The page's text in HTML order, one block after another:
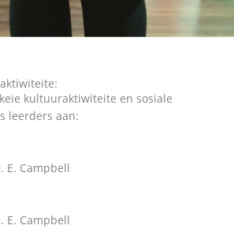
kultuuraktiwiteite en sosiale
leerders aan:
E. Campbell
E. Campbell